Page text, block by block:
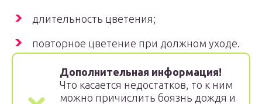
длительность цветения;
повторное цветение при должном уходе.
Дополнительная информация!
Что касается недостатков, то к ним
можно причислить боязнь дождя и